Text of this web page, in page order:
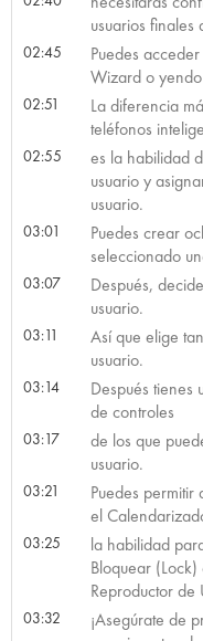
usuarios
02:45
Puedes
Wizard o
02:51
La diferencia
teléfonos
02:55
es la habilidad
usuario y
usuario.
03:01
Puedes crear
seleccionado
03:07
Después,
usuario.
03:11
Así que elige
usuario.
03:14
Después tienes
de controles
03:17
de los que
usuario.
03:21
Puedes
el
03:25
la habilidad
Bloquear
Reproductor de
03:32
¡Asegúrate de